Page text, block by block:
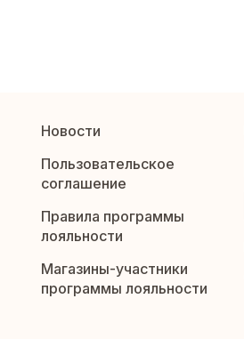
Новости
Пользовательское
соглашение
Правила программы
лояльности
Магазины-участники
программы лояльности